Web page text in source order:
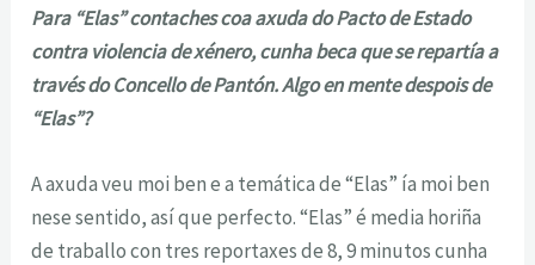
Para “Elas” contaches coa axuda do Pacto de Estado
contra violencia de xénero, cunha beca que se repartía a
través do Concello de Pantón. Algo en mente despois de
“Elas”?
A axuda veu moi ben e a temática de “Elas” ía moi ben
nese sentido, así que perfecto. “Elas” é media horiña
de traballo con tres reportaxes de 8, 9 minutos cunha